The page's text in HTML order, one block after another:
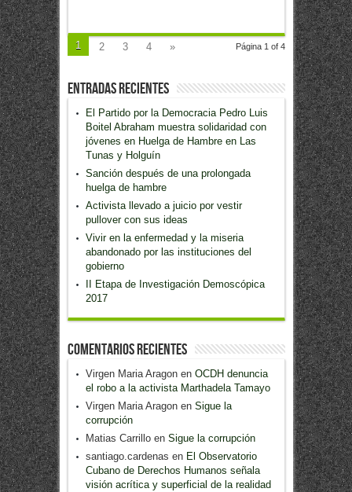
Página 1 of 4
1 2 3 4 »
Entradas recientes
El Partido por la Democracia Pedro Luis
Boitel Abraham muestra solidaridad con
jóvenes en Huelga de Hambre en Las
Tunas y Holguín
Sanción después de una prolongada
huelga de hambre
Activista llevado a juicio por vestir
pullover con sus ideas
Vivir en la enfermedad y la miseria
abandonado por las instituciones del
gobierno
II Etapa de Investigación Demoscópica
2017
Comentarios recientes
Virgen Maria Aragonen OCDH denuncia
el robo a la activista Marthadela Tamayo
Virgen Maria Aragonen Sigue la
corrupción
Matias Carrilloen Sigue la corrupción
santiago.cardenas en El Observatorio
Cubano de Derechos Humanos señala
visión acrítica y superficial de la realidad